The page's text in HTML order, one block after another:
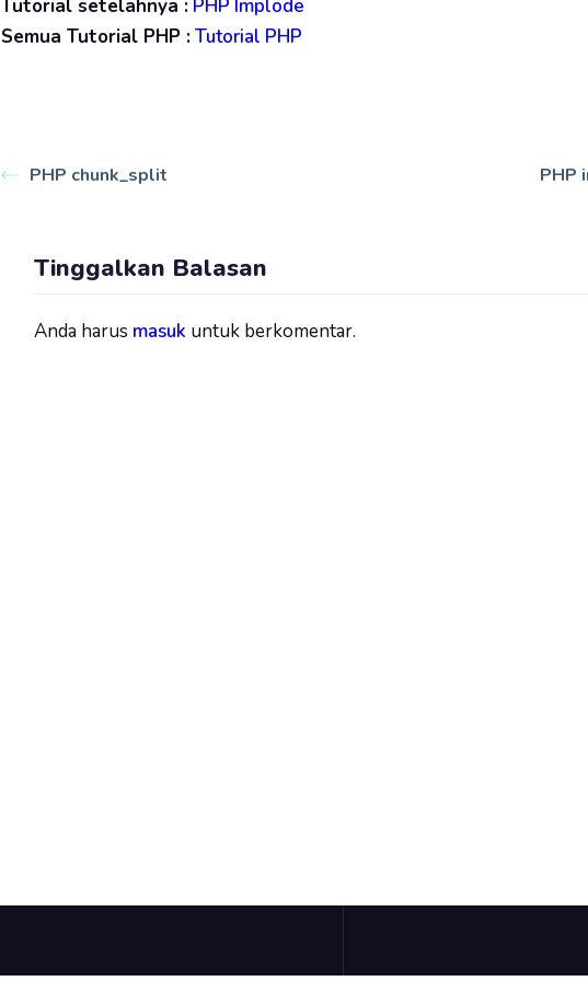
Tutorial setelahnya : PHP Implode
Semua Tutorial PHP :Tutorial PHP
PHP chunk_split PHP
Tinggalkan Balasan
Anda harus masuk untuk berkomentar.